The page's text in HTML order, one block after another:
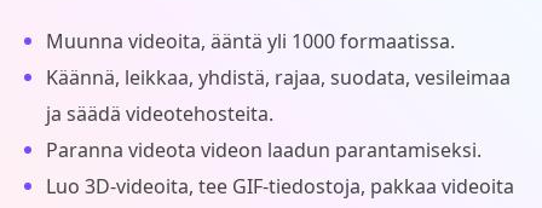
Muunna videoita, ääntä yli 1000 formaatissa.
Käännä, leikkaa, yhdistä, rajaa, suodata, vesileimaa
ja säädä videotehosteita.
Paranna videota videon laadun parantamiseksi.
Luo 3D-videoita, tee GIF-tiedostoja, pakkaa videoita